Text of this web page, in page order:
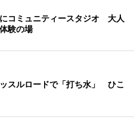
コミュニティースタジオ 大人
験の場
スルロードで「打ち水」 ひこ